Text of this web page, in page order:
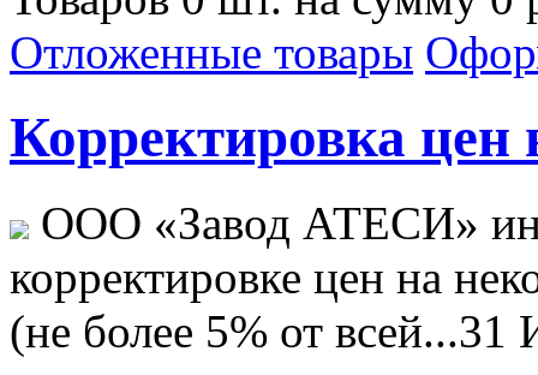
Отложенные товары
Корректировка цен
ООО «Завод АТЕСИ»
корректировке цен на
(не более 5% от всей...31